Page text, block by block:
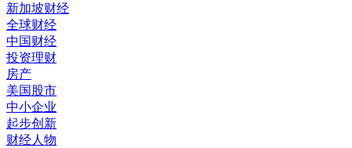
新加坡财经
全球财经
中国财经
投资理财
房产
美国股市
中小企业
起步创新
财经人物